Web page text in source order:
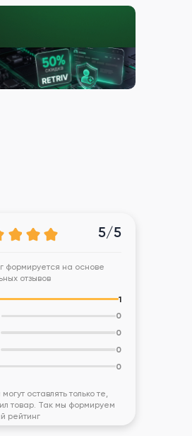
5/5
формируется на основе
отзывов
1
0
0
0
0
оставлять только те,
товар. Так мы формируем
рейтинг